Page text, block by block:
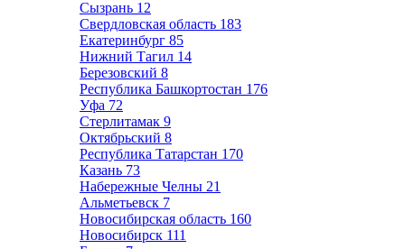
Сызрань 12
Свердловская область 183
Екатеринбург 85
Нижний Тагил 14
Березовский 8
Республика Башкортостан 176
Уфа 72
Стерлитамак 9
Октябрьский 8
Республика Татарстан 170
Казань 73
Набережные Челны 21
Альметьевск 7
Новосибирская область 160
Новосибирск 111